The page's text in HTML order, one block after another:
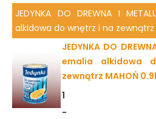
JEDYNKA DO DREWNA I
alkidowa do wnętrz i na zewnątrz
JEDYNKA DO
emalia alkidowa
zewnątrz MAHOŃ 0.9l
1
-